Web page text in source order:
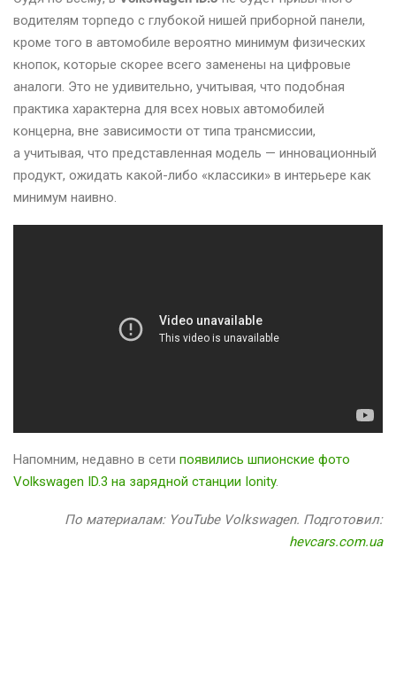
водителям торпедо с глубокой нишей приборной панели,
кроме того в автомобиле вероятно минимум физических
кнопок, которые скорее всего заменены на цифровые
аналоги. Это не удивительно, учитывая, что подобная
практика характерна для всех новых автомобилей
концерна, вне зависимости от типа трансмиссии,
а учитывая, что представленная модель — инновационный
продукт, ожидать какой-либо «классики» в интерьере как
минимум наивно.
Напомним, недавно в сети появились шпионские фото
Volkswagen ID.3 на зарядной станции Ionity.
По материалам: YouTube Volkswagen. Подготовил:
hevcars.com.ua